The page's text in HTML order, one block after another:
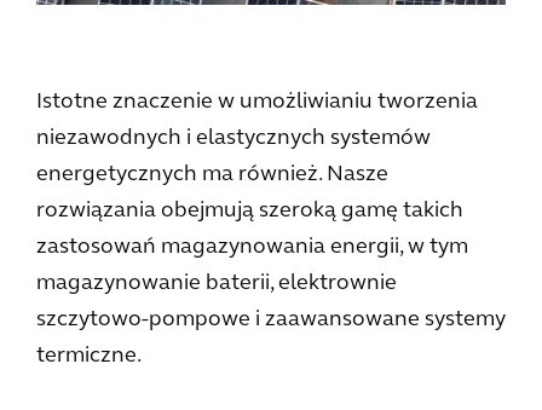
Istotne znaczenie w umożliwianiu tworzenia
niezawodnych i elastycznych systemów
energetycznych ma również. Nasze
rozwiązania obejmują szeroką gamę takich
zastosowań magazynowania energii, w tym
magazynowanie baterii, elektrownie
szczytowo-pompowe i zaawansowane systemy
termiczne.